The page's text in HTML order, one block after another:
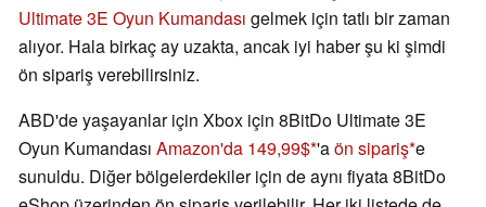
Ultimate 3E Oyun Kumandası gelmek için tatlı bir zaman
alıyor. Hala birkaç ay uzakta, ancak iyi haber şu ki şimdi
ön sipariş verebilirsiniz.
ABD'de yaşayanlar için Xbox için 8BitDo Ultimate 3E
Oyun Kumandası Amazon'da 149,99$ 'aön sipariş e
sunuldu. Diğer bölgelerdekiler için de aynı fiyata 8BitDo